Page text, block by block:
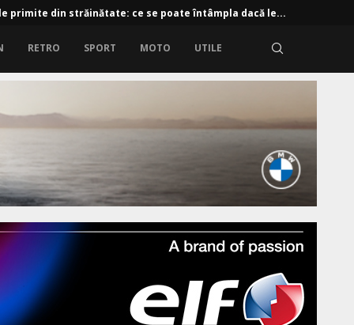
primite din străinătate: ce se poate întâmpla dacă le...
RETRO SPORT MOTO UTILE